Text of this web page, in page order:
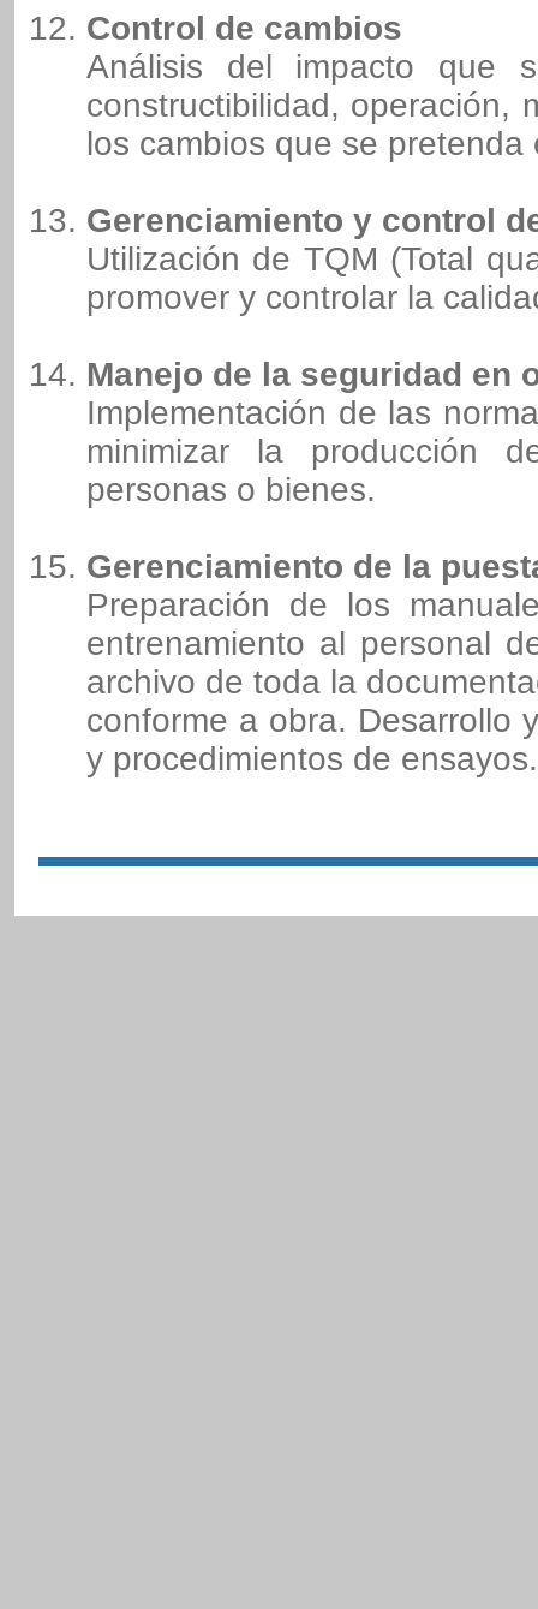
Control de cambios
Análisis del impacto que
constructibilidad, operación,
los cambios que se
Gerenciamiento y control
Utilización de TQM (Total
promover y controlar la
Manejo de la seguridad en
Implementación de las
minimizar la producción
personas o bienes.
Gerenciamiento de la
Preparación de los
entrenamiento al personal
archivo de toda la
conforme a obra. Desarrollo
y procedimientos de ensayos.